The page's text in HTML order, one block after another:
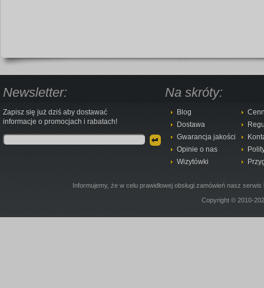
Newsletter:
Zapisz się już dziś aby dostawać
informacje o promocjach i rabatach!
Na skróty:
Blog
Dostawa
Gwarancja jakości
Opinie o nas
Wizytówki
Informujemy, że w celu prawidłowej obsługi zamówień nasz
Copyright © 2010-